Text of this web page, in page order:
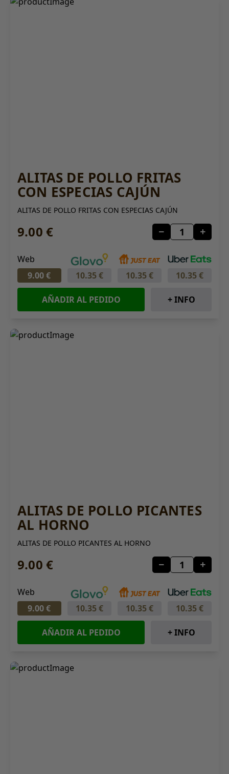
ALITAS DE POLLO FRITAS
CON ESPECIAS CAJÚN
ALITAS DE POLLO FRITAS CON ESPECIAS CAJÚN
9.00 €
Web
9.00 €
10.35 € 10.35 € 10.35 €
AÑADIR AL PEDIDO + INFO
ALITAS DE POLLO PICANTES
AL HORNO
ALITAS DE POLLO PICANTES AL HORNO
9.00 €
Web
9.00 €
10.35 € 10.35 € 10.35 €
AÑADIR AL PEDIDO + INFO